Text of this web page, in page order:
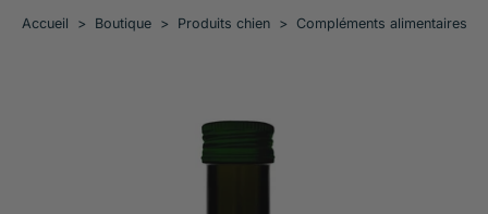
Accueil > Boutique > Produits chien > Compléments alimentaires